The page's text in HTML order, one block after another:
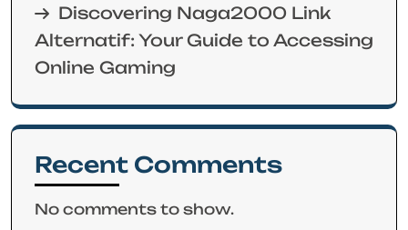
Discovering Naga2000 Link
Alternatif: Your Guide to Accessing
Online Gaming
Recent Comments
No comments to show.